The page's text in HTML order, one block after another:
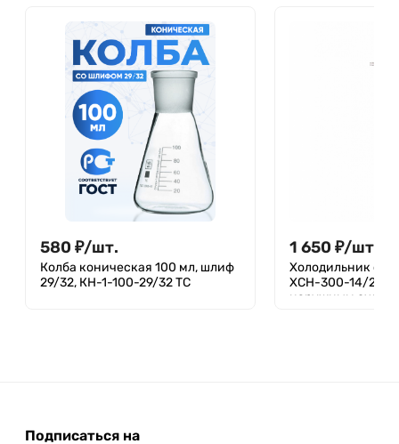
580 ₽/шт.
Колба коническая 100 мл, шлиф
29/32, КН-1-100-29/32 ТС
1 650 ₽/шт.
Холодильник
ХСН-300-14/23-
наружным
Подписаться на